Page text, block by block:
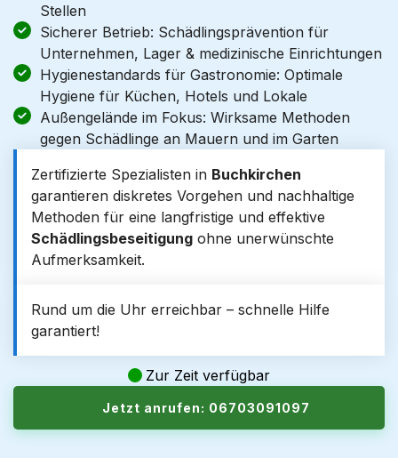
Stellen
Sicherer Betrieb: Schädlingsprävention für
Unternehmen, Lager & medizinische Einrichtungen
Hygienestandards für Gastronomie: Optimale
Hygiene für Küchen, Hotels und Lokale
Außengelände im Fokus: Wirksame Methoden
gegen Schädlinge an Mauern und im Garten
Zertifizierte Spezialisten in Buchkirchen
garantieren diskretes Vorgehen und nachhaltige
Methoden für eine langfristige und effektive
Schädlingsbeseitigung ohne unerwünschte
Aufmerksamkeit.
Rund um die Uhr erreichbar – schnelle Hilfe
garantiert!
Zur Zeit verfügbar
Jetzt anrufen: 06703091097